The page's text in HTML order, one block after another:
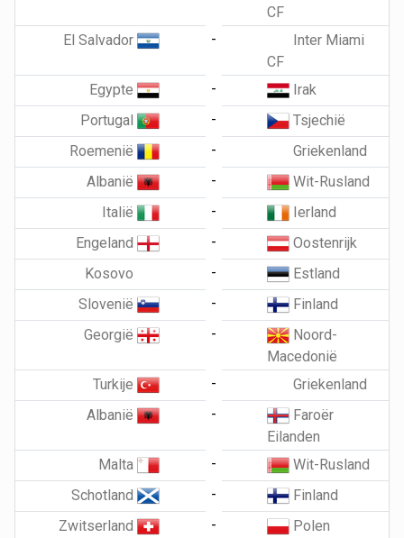
CF
El Salvador
-
Inter Miami
CF
Egypte
-
Irak
Portugal
-
Tsjechië
Roemenië
-
Griekenland
Albanië
-
Wit-Rusland
Italië
-
Ierland
Engeland
-
Oostenrijk
Kosovo
-
Estland
Slovenië
-
Finland
Georgië
-
Noord-
Macedonië
Turkije
-
Griekenland
Albanië
-
Faroër
Eilanden
Malta
-
Wit-Rusland
Schotland
-
Finland
Zwitserland
-
Polen